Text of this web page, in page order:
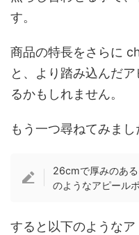
す。
商品の特長をさらに
と、より踏み込んだ
るかもしれません。
もう一つ尋ねてみまし
26cmで厚みのあ
のようなアピール
すると以下のようなア